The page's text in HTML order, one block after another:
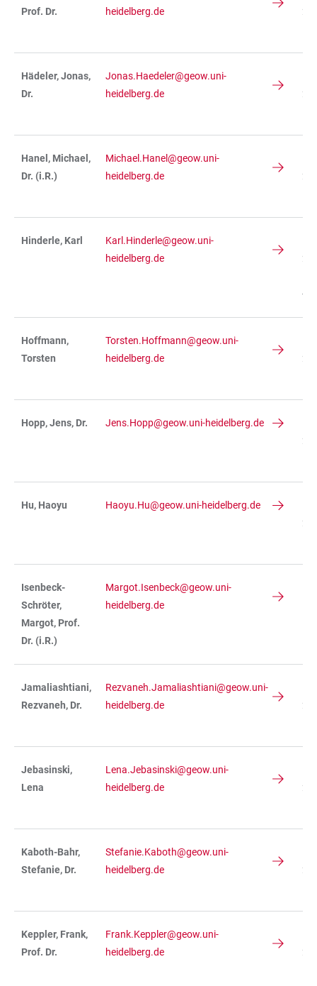
Prof. Dr.
heidelberg.de
Hädeler, Jonas,
Dr.
Jonas.Haedeler@geow.uni-
heidelberg.de
Hanel, Michael,
Dr. (i.R.)
Michael.Hanel@geow.uni-
heidelberg.de
Hinderle, Karl
Karl.Hinderle@geow.uni-
heidelberg.de
-
Hoffmann,
Torsten
Torsten.Hoffmann@geow.uni-
heidelberg.de
Hopp, Jens, Dr. Jens.Hopp@geow.uni-heidelberg.de
Hu, Haoyu Haoyu.Hu@geow.uni-heidelberg.de
Isenbeck-
Schröter,
Margot, Prof.
Dr. (i.R.)
Margot.Isenbeck@geow.uni-
heidelberg.de
Jamaliashtiani,
Rezvaneh, Dr.
Rezvaneh.Jamaliashtiani@geow.uni-
heidelberg.de
Jebasinski,
Lena
Lena.Jebasinski@geow.uni-
heidelberg.de
Kaboth-Bahr,
Stefanie, Dr.
Stefanie.Kaboth@geow.uni-
heidelberg.de
Keppler, Frank,
Prof. Dr.
Frank.Keppler@geow.uni-
heidelberg.de